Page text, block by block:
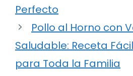
Perfecto
Pollo al Horno con
Saludable: Receta
para Toda la Familia